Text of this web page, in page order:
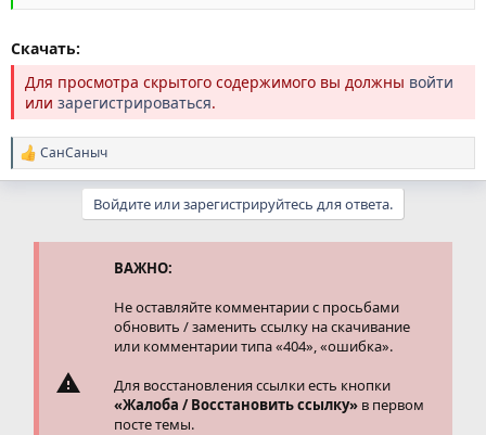
Скачать:
Для просмотра скрытого содержимого вы должны войти
или зарегистрироваться.
Р
е
СанСаныч
Войдите или зарегистрируйтесь для ответа.
ВАЖНО:
Не оставляйте комментарии с просьбами
обновить / заменить ссылку на скачивание
или комментарии типа «404», «ошибка».
Для восстановления ссылки есть кнопки
«Жалоба / Восстановить ссылку» в первом
посте темы.